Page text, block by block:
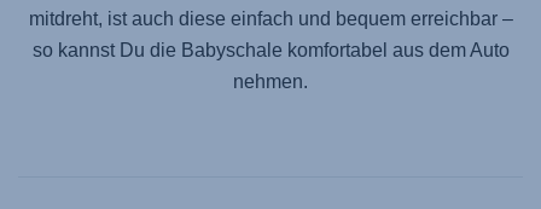
mitdreht, ist auch diese einfach und bequem erreichbar –
so kannst Du die Babyschale komfortabel aus dem Auto
nehmen.